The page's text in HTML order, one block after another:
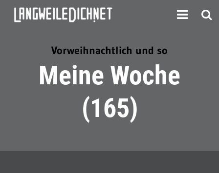
Vorweihnachtlich und so
Meine Woche
(165)